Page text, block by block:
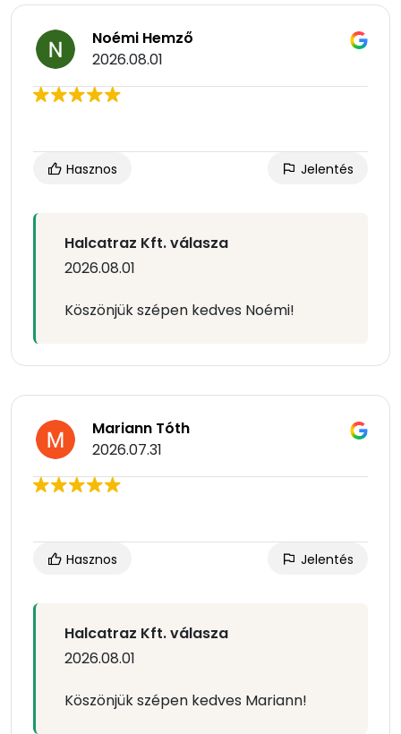
Noémi Hemző
2026.08.01
Hasznos Jelentés
Halcatraz Kft. válasza
2026.08.01
Köszönjük szépen kedves Noémi!
Mariann Tóth
2026.07.31
Hasznos Jelentés
Halcatraz Kft. válasza
2026.08.01
Köszönjük szépen kedves Mariann!